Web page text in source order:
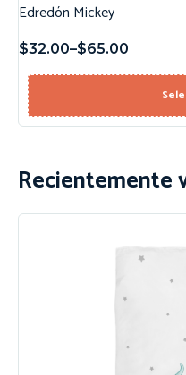
Edredón Mickey
$32.00–$65.00
Recientemente